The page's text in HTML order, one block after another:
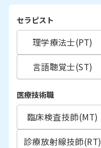
セラピスト
理学療法士(PT)
言語聴覚士(ST)
医療技術職
臨床検査技師(MT)
診療放射線技師(RT)